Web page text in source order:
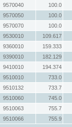
9570040
100.0
9570050
100.0
9570070
100.0
9530010
109.617
9360010
159.333
9390010
182.129
9410010
194.374
9510010
733.0
9510132
733.7
9510060
745.0
9510063
755.7
9510066
755.9